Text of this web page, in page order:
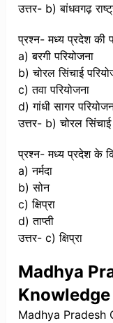
उत्तर- b) बांधवगढ़
प्रश्न- मध्य प्रदेश की
a) बरगी परियोजना
b) चोरल सिंचाई
c) तवा परियोजना
d) गांधी सागर
उत्तर- b) चोरल सिंचाई
प्रश्न- मध्य प्रदेश के
a) नर्मदा
b) सोन
c) क्षिप्रा
d) ताप्ती
उत्तर- c) क्षिप्रा
Madhya
Knowledge
Madhya Pradesh